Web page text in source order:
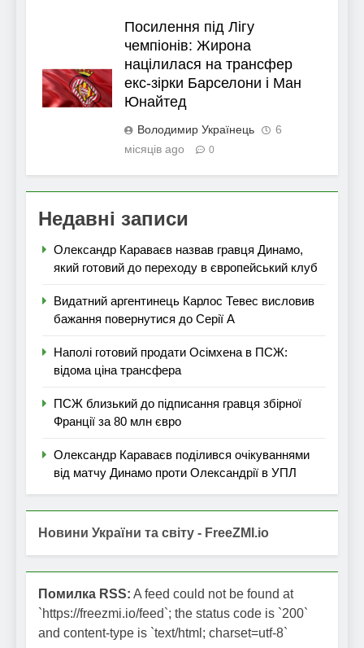
Посилення під Лігу
чемпіонів: Жирона
націлилася на трансфер
екс-зірки Барселони і Ман
Юнайтед
Володимир Українець
6
місяців ago
0
Недавні записи
Олександр Караваєв назвав гравця Динамо,
який готовий до переходу в європейський клуб
Видатний аргентинець Карлос Тевес висловив
бажання повернутися до Серії А
Наполі готовий продати Осімхена в ПСЖ:
відома ціна трансфера
ПСЖ близький до підписання гравця збірної
Франції за 80 млн євро
Олександр Караваєв поділився очікуваннями
від матчу Динамо проти Олександрії в УПЛ
Новини України та світу - FreeZMI.io
Помилка RSS: A feed could not be found at
`https://freezmi.io/feed`; the status code is `200`
and content-type is `text/html; charset=utf-8`